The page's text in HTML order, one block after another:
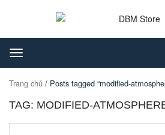
Toggle
navigation
Trang chủ / Posts tagged “modified-
TAG: MODIFIED-